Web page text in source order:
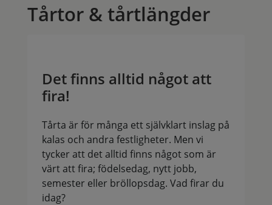
Tårtor & tårtlängder
Det finns alltid något att
fira!
Tårta är för många ett självklart inslag på
kalas och andra festligheter. Men vi
tycker att det alltid finns något som är
värt att fira; födelsedag, nytt jobb,
semester eller bröllopsdag. Vad firar du
idag?